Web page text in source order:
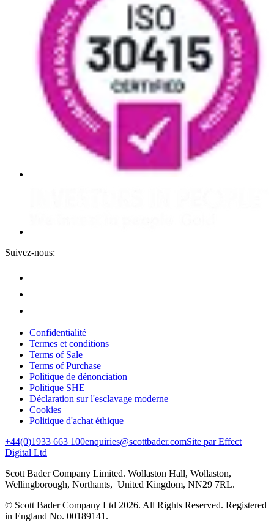
Suivez-nous:
Confidentialité
Termes et conditions
Terms of Sale
Terms of Purchase
Politique de dénonciation
Politique SHE
Déclaration sur l'esclavage moderne
Cookies
Politique d'achat éthique
+44(0)1933 663 100enquiries@scottbader.comSite par Effect
Digital Ltd
Scott Bader Company Limited. Wollaston Hall, Wollaston,
Wellingborough, Northants, United Kingdom, NN29 7RL.
© Scott Bader Company Ltd 2026. All Rights Reserved. Registered
in England No. 00189141.